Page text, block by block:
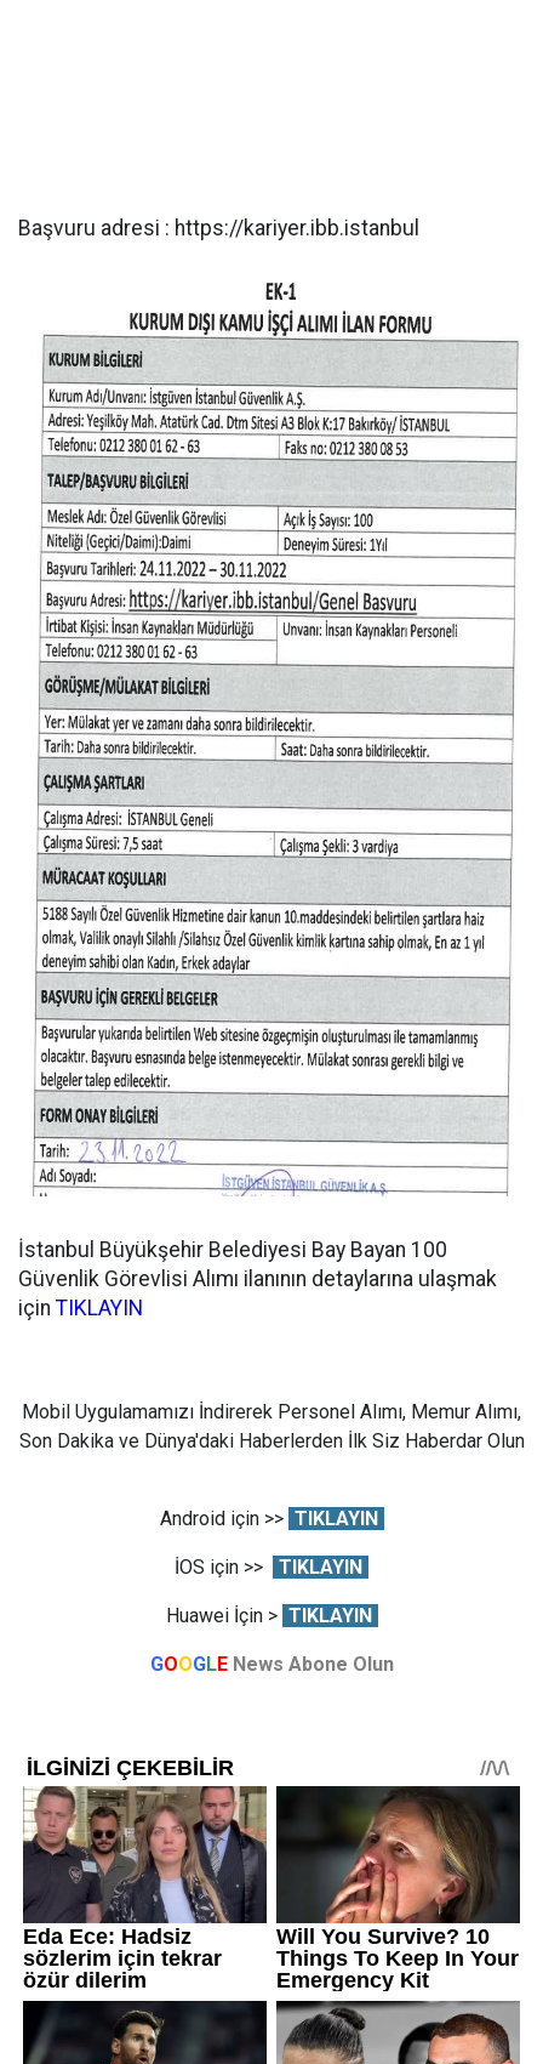
Başvuru adresi : https://kariyer.ibb.istanbul
İstanbul Büyükşehir Belediyesi Bay Bayan 100
Güvenlik Görevlisi Alımı ilanının detaylarına ulaşmak
için TIKLAYIN
Mobil Uygulamamızı İndirerek Personel Alımı, Memur Alımı,
Son Dakika ve Dünya'daki Haberlerden İlk Siz Haberdar Olun
Android için >> TIKLAYIN
İOS için >> TIKLAYIN
Huawei İçin > TIKLAYIN
GOOGLE News Abone Olun